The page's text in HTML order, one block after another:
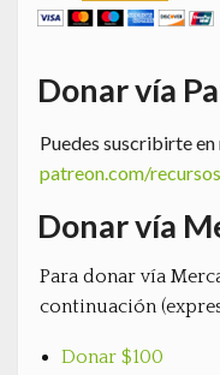
Donar vía
Puedes suscribirte
patreon.com/
Donar vía
Para donar vía
continuación
Donar $100